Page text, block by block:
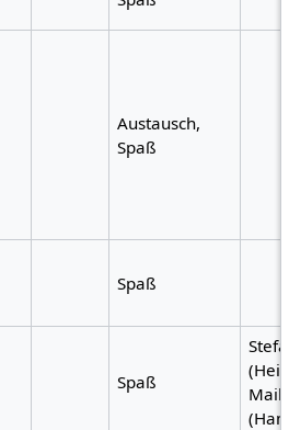
Austausch,
Spaß
Spaß
Spaß